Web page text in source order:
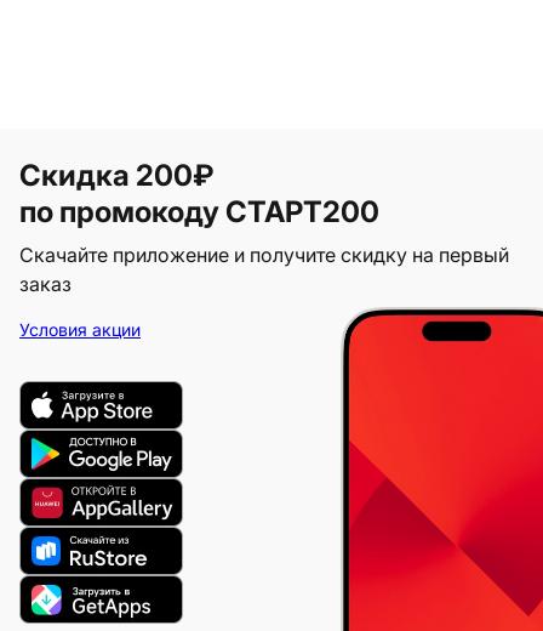
Скидка 200₽
по промокоду СТАРТ200
Скачайте приложение и получите скидку на первый
заказ
Условия акции